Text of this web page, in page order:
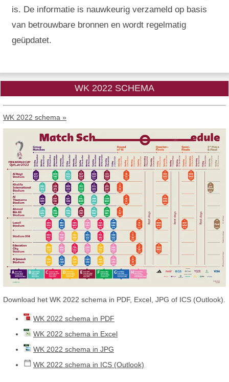
is. De informatie is nauwkeurig verzameld op basis
van betrouwbare bronnen en wordt regelmatig
geüpdatet.
WK 2022 SCHEMA
WK 2022 schema »
Download het WK 2022 schema in PDF, Excel, JPG of ICS (Outlook).
WK 2022 schema in PDF
WK 2022 schema in Excel
WK 2022 schema in JPG
WK 2022 schema in ICS (Outlook)